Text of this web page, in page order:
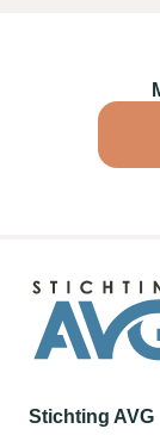
Stichting AVG